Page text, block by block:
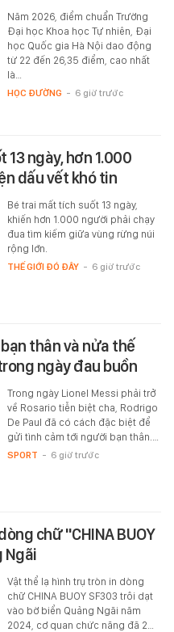
Năm 2026, điểm chuẩn Trường
Đại học Khoa học Tự nhiên, Đại
học Quốc gia Hà Nội dao động
từ 22 đến 26,35 điểm, cao nhất
là…
HỌC ĐƯỜNG - 6 giờ trước
13 ngày, hơn 1.000
dấu vết khó tin
Bé trai mất tích suốt 13 ngày,
khiến hơn 1.000 người phải chạy
đua tìm kiếm giữa vùng rừng núi
rộng lớn.
THẾ GIỚI ĐÓ ĐÂY - 6 giờ trước
thân và nửa thế
ngày đau buồn
Trong ngày Lionel Messi phải trở
về Rosario tiễn biệt cha, Rodrigo
De Paul đã có cách đặc biệt để
gửi tình cảm tới người bạn thân.…
SPORT - 6 giờ trước
chữ "CHINA BUOY
Ngãi
Vật thể lạ hình trụ tròn in dòng
chữ CHINA BUOY SF303 trôi dạt
vào bờ biển Quảng Ngãi năm
2024, cơ quan chức năng đã 2…